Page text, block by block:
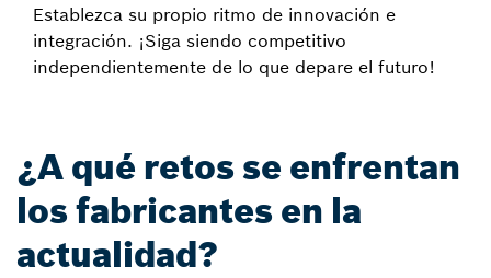
Establezca su propio ritmo de innovación e
integración. ¡Siga siendo competitivo
independientemente de lo que depare el futuro!
¿A qué retos se enfrentan
los fabricantes en la
actualidad?